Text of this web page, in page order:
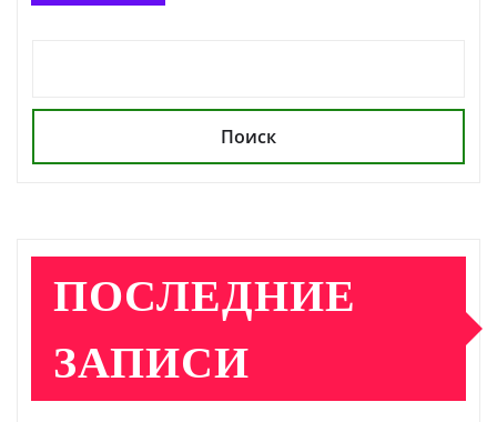
Поиск
ПОСЛЕДНИЕ
ЗАПИСИ